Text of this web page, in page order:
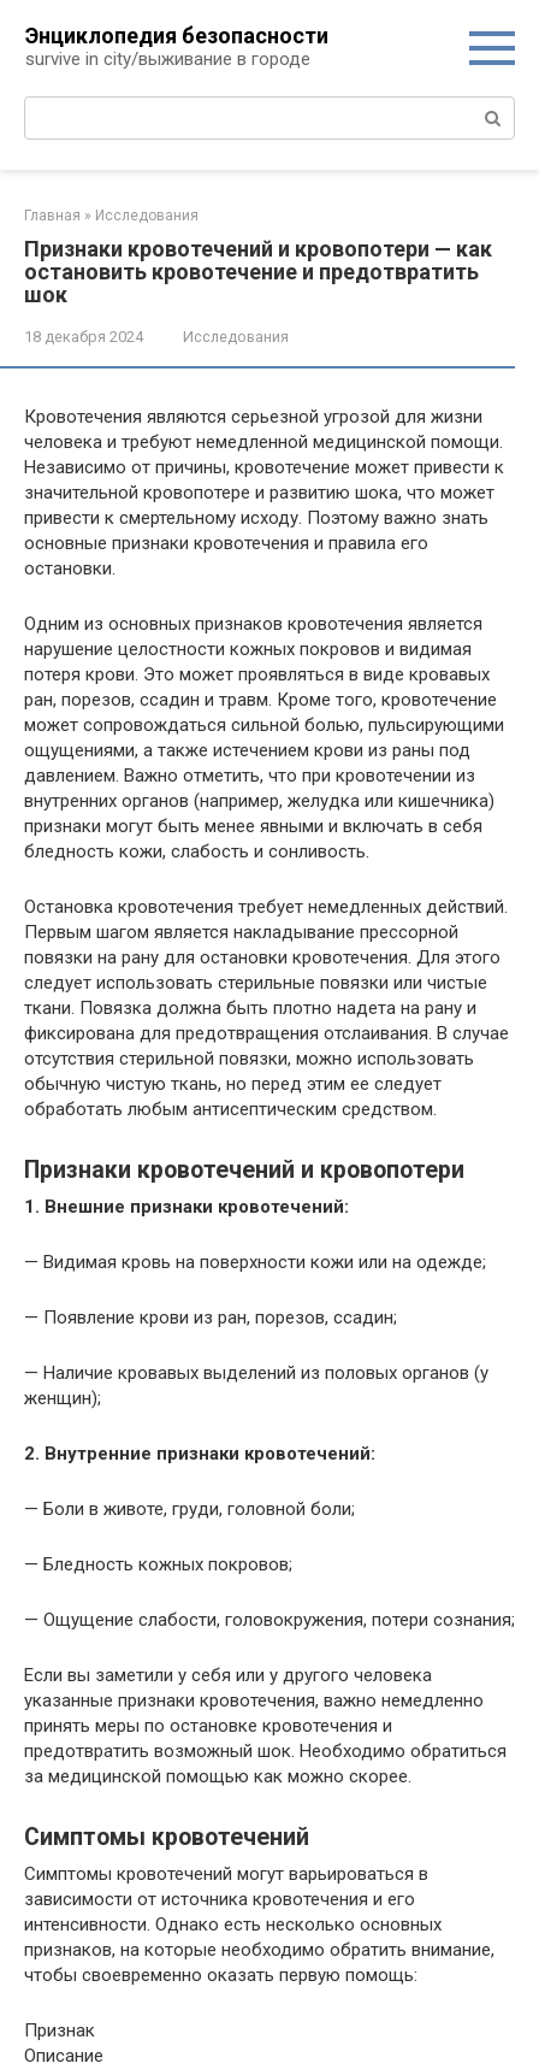
контенту
Энциклопедия безопасности
survive in city/выживание в городе
Поиск:
Главная » Исследования
Признаки кровотечений и кровопотери — как
остановить кровотечение и предотвратить
шок
18 декабря 2024 Исследования
Кровотечения являются серьезной угрозой для жизни
человека и требуют немедленной медицинской помощи.
Независимо от причины, кровотечение может привести к
значительной кровопотере и развитию шока, что может
привести к смертельному исходу. Поэтому важно знать
основные признаки кровотечения и правила его
остановки.
Одним из основных признаков кровотечения является
нарушение целостности кожных покровов и видимая
потеря крови. Это может проявляться в виде кровавых
ран, порезов, ссадин и травм. Кроме того, кровотечение
может сопровождаться сильной болью, пульсирующими
ощущениями, а также истечением крови из раны под
давлением. Важно отметить, что при кровотечении из
внутренних органов (например, желудка или кишечника)
признаки могут быть менее явными и включать в себя
бледность кожи, слабость и сонливость.
Остановка кровотечения требует немедленных действий.
Первым шагом является накладывание прессорной
повязки на рану для остановки кровотечения. Для этого
следует использовать стерильные повязки или чистые
ткани. Повязка должна быть плотно надета на рану и
фиксирована для предотвращения отслаивания. В случае
отсутствия стерильной повязки, можно использовать
обычную чистую ткань, но перед этим ее следует
обработать любым антисептическим средством.
Признаки кровотечений и кровопотери
1. Внешние признаки кровотечений:
— Видимая кровь на поверхности кожи или на одежде;
— Появление крови из ран, порезов, ссадин;
— Наличие кровавых выделений из половых органов (у
женщин);
2. Внутренние признаки кровотечений:
— Боли в животе, груди, головной боли;
— Бледность кожных покровов;
— Ощущение слабости, головокружения, потери сознания;
Если вы заметили у себя или у другого человека
указанные признаки кровотечения, важно немедленно
принять меры по остановке кровотечения и
предотвратить возможный шок. Необходимо обратиться
за медицинской помощью как можно скорее.
Симптомы кровотечений
Симптомы кровотечений могут варьироваться в
зависимости от источника кровотечения и его
интенсивности. Однако есть несколько основных
признаков, на которые необходимо обратить внимание,
чтобы своевременно оказать первую помощь:
Признак
Описание